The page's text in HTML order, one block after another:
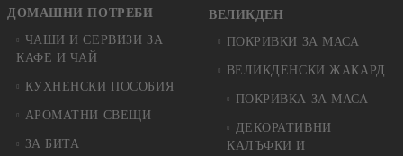
ДОМАШНИ ПОТРЕБИ
ЧАШИ И СЕРВИЗИ ЗА
КАФЕ И ЧАЙ
КУХНЕНСКИ ПОСОБИЯ
АРОМАТНИ СВЕЩИ
ЗА БИТА
ВЕЛИКДЕН
ПОКРИВКИ ЗА МАСА
ВЕЛИКДЕНСКИ ЖАКАРД
ПОКРИВКА ЗА МАСА
ДЕКОРАТИВНИ
КАЛЪФКИ И